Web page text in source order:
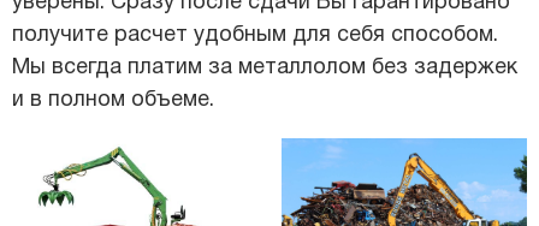
получите расчет удобным для себя способом.
Мы всегда платим за металлолом без задержек
и в полном объеме.